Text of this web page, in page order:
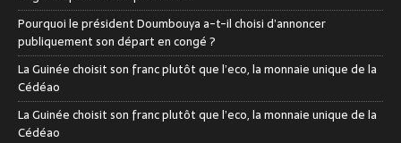
Pourquoi le président Doumbouya a-t-il choisi d’annoncer
publiquement son départ en congé ?
La Guinée choisit son franc plutôt que l’eco, la monnaie unique de la
Cédéao
La Guinée choisit son franc plutôt que l’eco, la monnaie unique de la
Cédéao